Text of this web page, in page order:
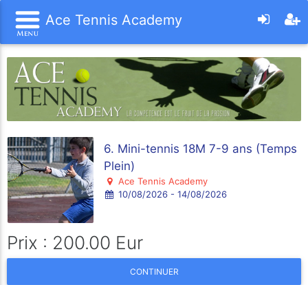
Ace Tennis Academy
6. Mini-tennis 18M 7-9 ans (Temps
Plein)
Ace Tennis Academy
10/08/2026 - 14/08/2026
Prix : 200.00 Eur
CONTINUER